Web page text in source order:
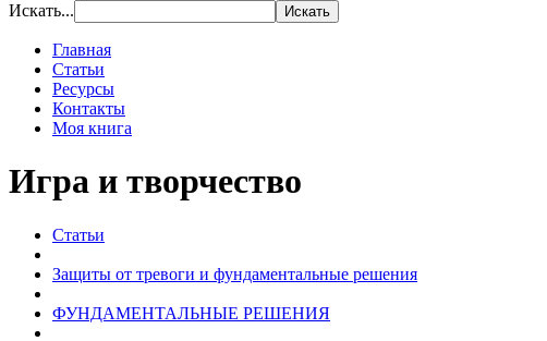
Искать...
Главная
Статьи
Ресурсы
Контакты
Моя книга
Игра и творчество
Статьи
Защиты от тревоги и фундаментальные решения
ФУНДАМЕНТАЛЬНЫЕ РЕШЕНИЯ